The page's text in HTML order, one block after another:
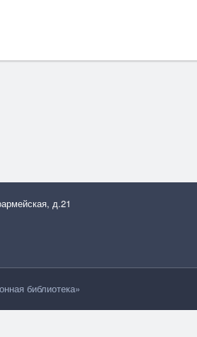
д.21
библиотека»